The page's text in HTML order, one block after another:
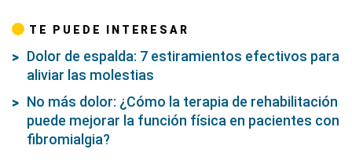
No más dolor: ¿Cómo la terapia de rehabilitación
fibromialgia?
entre el cuerpo, mente y espíritu con esta
técnica milenaria